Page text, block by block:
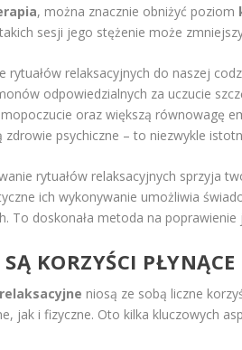
, można znacznie obniżyć poziom
sesji jego stężenie może
rytuałów relaksacyjnych do naszej
odpowiedzialnych za uczucie
oraz większą równowagę
zdrowie psychiczne – to niezwykle
rytuałów relaksacyjnych sprzyja
ich wykonywanie umożliwia
To doskonała metoda na
SĄ KORZYŚCI
niosą ze sobą liczne
jak i fizyczne. Oto kilka kluczowych